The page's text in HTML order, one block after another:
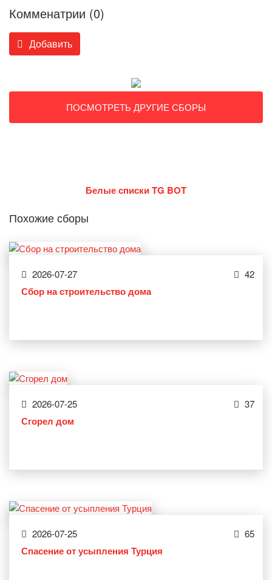
Комменатрии (0)
Добавить
ПОСМОТРЕТЬ ДРУГИЕ СБОРЫ
Белые списки TG BOT
Похожие сборы
2026-07-27 42
Сбор на строительство дома
2026-07-25 37
Сгорел дом
2026-07-25 65
Спасение от усыпления Турция